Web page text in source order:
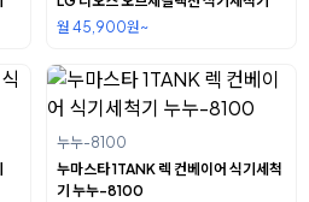
월 45,900원~
누누-8100
누마스타 1TANK 렉 컨베이어 식기세척
기 누누-8100